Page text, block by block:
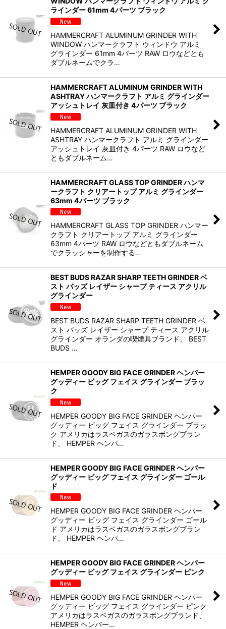
ラインダー 61mm 4パーツ ブラック
HAMMERCRAFT ALUMINUM GRINDER WITH
WINDOW ハンマークラフト ウィンドウ アルミ
グラインダー 61mm 4パーツ RAW ロウなどとも
ダブルネームでクラ…
HAMMERCRAFT ALUMINUM GRINDER WITH
ASHTRAY ハンマークラフト アルミ グラインダー
アッシュトレイ 灰皿付き 4パーツ ブラック
HAMMERCRAFT ALUMINUM GRINDER WITH
ASHTRAY ハンマークラフト アルミ グラインダー
アッシュトレイ 灰皿付き 4パーツ RAW ロウなど
ともダブルネーム…
HAMMERCRAFT GLASS TOP GRINDER ハンマ
ークラフト クリアートップ アルミ グラインダー
63mm 4パーツ ブラック
HAMMERCRAFT GLASS TOP GRINDER ハンマー
クラフト クリアートップ アルミ グラインダー
63mm 4パーツ RAW ロウなどともダブルネーム
でクラッシャーを制作する…
BEST BUDS RAZAR SHARP TEETH GRINDER ベ
スト バッズ レイザー シャープ ティース アクリル
グラインダー
BEST BUDS RAZAR SHARP TEETH GRINDER ベ
スト バッズ レイザー シャープ ティース アクリル
グラインダー オランダの喫煙具ブランド、 BEST
BUDS …
HEMPER GOODY BIG FACE GRINDER ヘンパー
グッディー ビッグ フェイス グラインダー ブラッ
ク
HEMPER GOODY BIG FACE GRINDER ヘンパー
グッディー ビッグ フェイス グラインダー ブラッ
ク アメリカはラスベガスのガラスボングブラン
ド、 HEMPER ヘンパ…
HEMPER GOODY BIG FACE GRINDER ヘンパー
グッディー ビッグ フェイス グラインダー ゴール
ド
HEMPER GOODY BIG FACE GRINDER ヘンパー
グッディー ビッグ フェイス グラインダー ゴール
ド アメリカはラスベガスのガラスボングブラン
ド、 HEMPER ヘンパ…
HEMPER GOODY BIG FACE GRINDER ヘンパー
グッディー ビッグ フェイス グラインダー ピンク
HEMPER GOODY BIG FACE GRINDER ヘンパー
グッディー ビッグ フェイス グラインダー ピンク
アメリカはラスベガスのガラスボングブランド、
HEMPER ヘンパー…